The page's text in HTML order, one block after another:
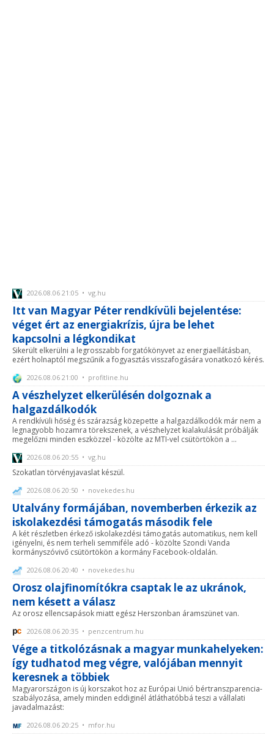
2026.08.06 21:05 • vg.hu
Itt van Magyar Péter rendkívüli bejelentése:
véget ért az energiakrízis, újra be lehet
kapcsolni a légkondikat
Sikerült elkerülni a legrosszabb forgatókönyvet az energiaellátásban,
ezért holnaptól megszűnik a fogyasztás visszafogására vonatkozó kérés.
2026.08.06 21:00 • profitline.hu
A vészhelyzet elkerülésén dolgoznak a
halgazdálkodók
A rendkívüli hőség és szárazság közepette a halgazdálkodók már nem a
legnagyobb hozamra törekszenek, a vészhelyzet kialakulását próbálják
megelőzni minden eszközzel - közölte az MTI-vel csütörtökön a ...
2026.08.06 20:55 • vg.hu
Szokatlan törvényjavaslat készül.
2026.08.06 20:50 • novekedes.hu
Utalvány formájában, novemberben érkezik az
iskolakezdési támogatás második fele
A két részletben érkező iskolakezdési támogatás automatikus, nem kell
igényelni, és nem terheli semmiféle adó - közölte Szondi Vanda
kormányszóvivő csütörtökön a kormány Facebook-oldalán.
2026.08.06 20:40 • novekedes.hu
Orosz olajfinomítókra csaptak le az ukránok,
nem késett a válasz
Az orosz ellencsapások miatt egész Herszonban áramszünet van.
2026.08.06 20:35 • penzcentrum.hu
Vége a titkolózásnak a magyar munkahelyeken:
így tudhatod meg végre, valójában mennyit
keresnek a többiek
Magyarországon is új korszakot hoz az Európai Unió bértranszparencia-
szabályozása, amely minden eddiginél átláthatóbbá teszi a vállalati
javadalmazást:
2026.08.06 20:25 • mfor.hu